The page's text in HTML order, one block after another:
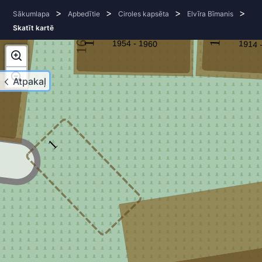
Atpakaļ
Sākumlapa > Apbedītie > Ciroles kapsēta > Elvīra Bīmanis >
Skatīt kartē
165 1
1
1
1914
1954 - 1960